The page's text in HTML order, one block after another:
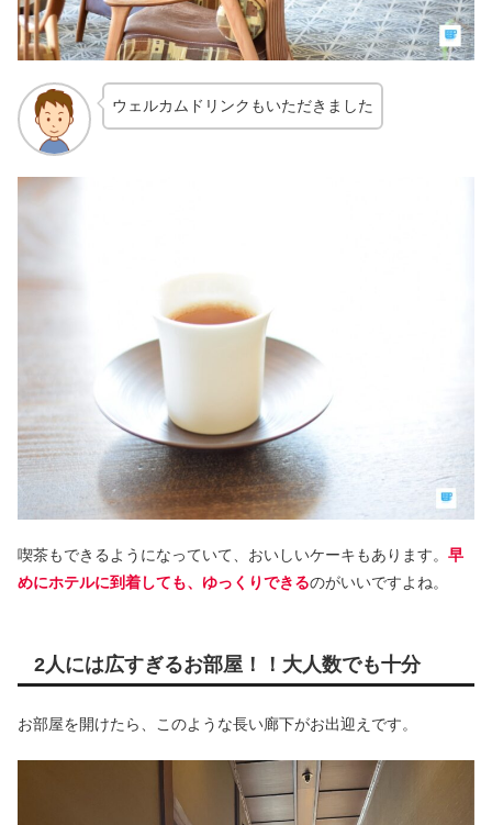
ウェルカムドリンクもいただきました
喫茶もできるようになっていて、おいしいケーキもあります。 早
めにホテルに到着しても、ゆっくりできるのがいいですよね。
2人には広すぎるお部屋！！大人数でも十分
お部屋を開けたら、このような長い廊下がお出迎えです。